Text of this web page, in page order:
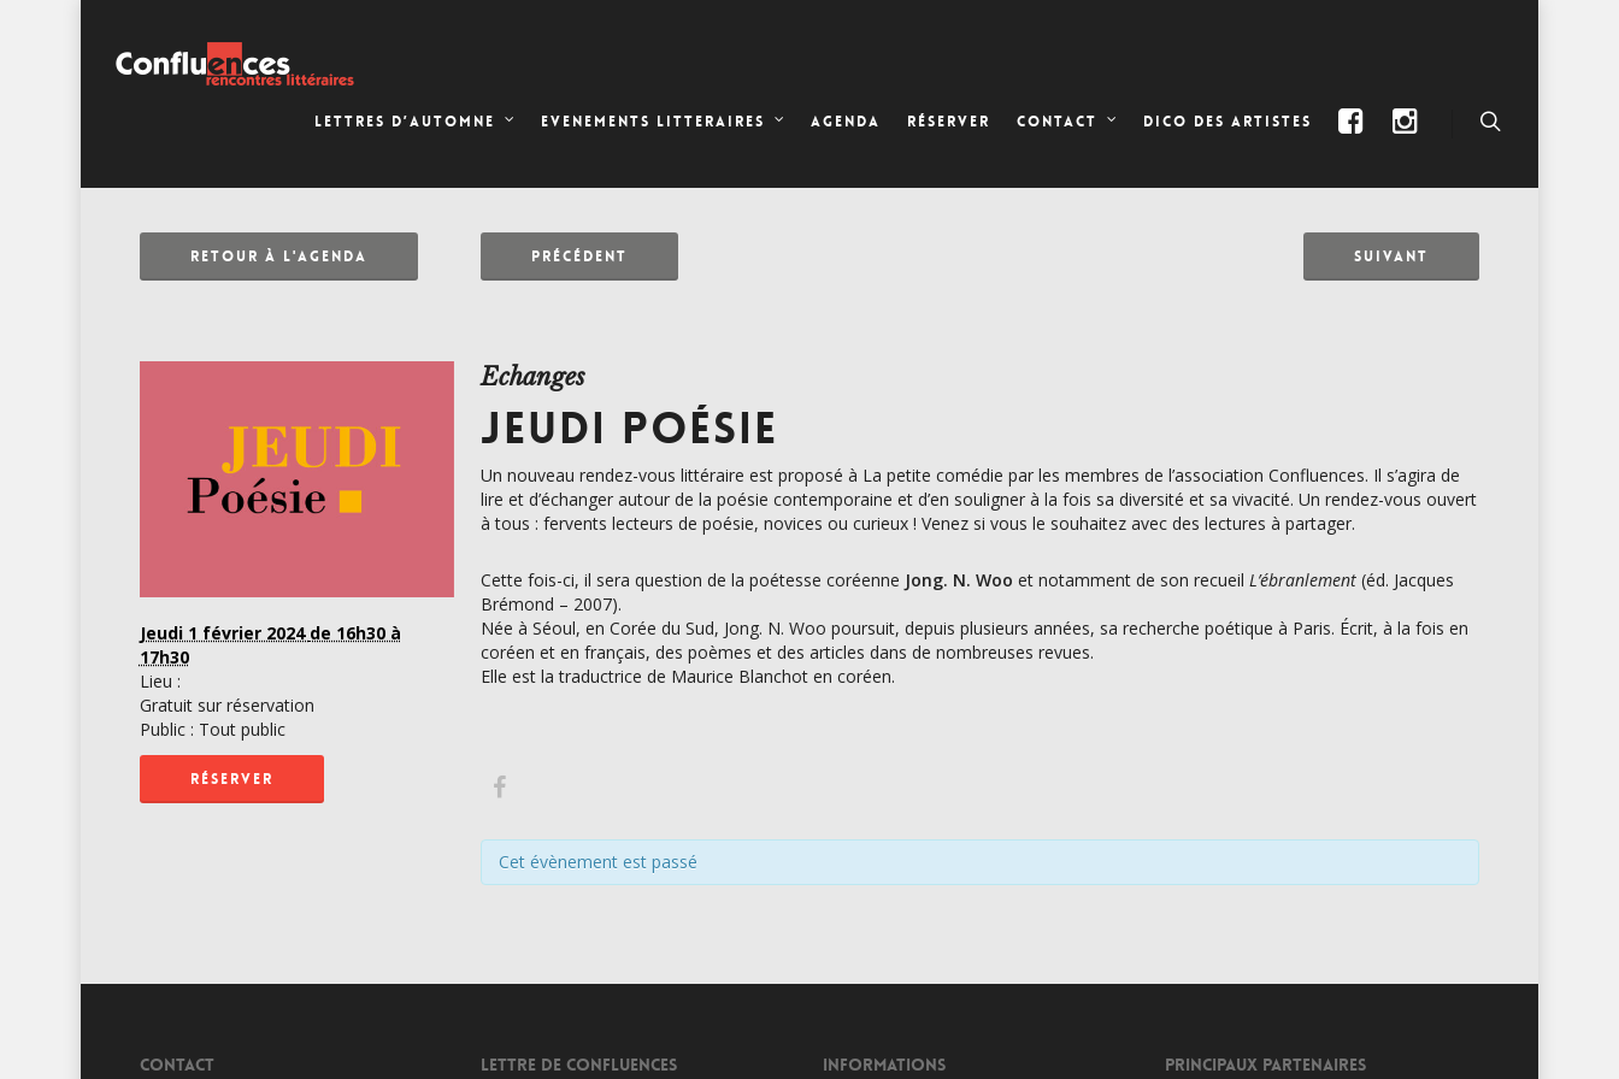
LETTRES D’AUTOMNE EVENEMENTS LITTERAIRES AGENDA RÉSERVER CONTACT DICO DES ARTISTES
RETOUR À L'AGENDA PRÉCÉDENT SUIVANT
Jeudi 1 février 2024 de 16h30 à
17h30
Lieu :
Gratuit sur réservation
Public : Tout public
RÉSERVER
Echanges
JEUDI POÉSIE
Un nouveau rendez-vous littéraire est proposé à La petite comédie par les membres de l’association Confluences. Il s’agira de
lire et d’échanger autour de la poésie contemporaine et d’en souligner à la fois sa diversité et sa vivacité. Un rendez-vous ouvert
à tous : fervents lecteurs de poésie, novices ou curieux ! Venez si vous le souhaitez avec des lectures à partager.
Cette fois-ci, il sera question de la poétesse coréenne Jong. N. Woo et notamment de son recueilL’ébranlement (éd. Jacques
Brémond – 2007).
Née à Séoul, en Corée du Sud, Jong. N. Woo poursuit, depuis plusieurs années, sa recherche poétique à Paris. Écrit, à la fois en
coréen et en français, des poèmes et des articles dans de nombreuses revues.
Elle est la traductrice de Maurice Blanchot en coréen.
Cet évènement est passé
CONTACT LETTRE DE CONFLUENCES INFORMATIONS PRINCIPAUX PARTENAIRES